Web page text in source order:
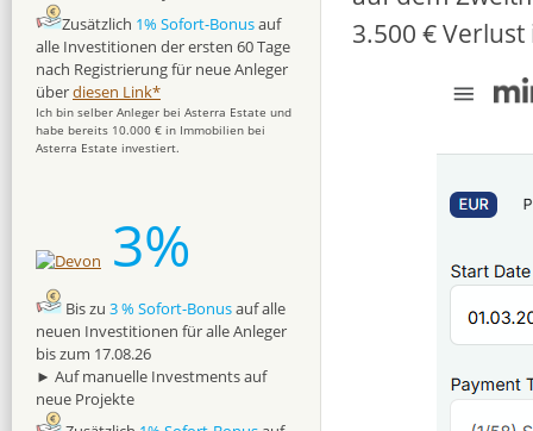
3.500 €
Zusätzlich 1% Sofort-Bonusauf
alle Investitionen der ersten 60 Tage
nach Registrierung für neue Anleger
überdiesen Link*
Ich bin selber Anleger bei Asterra Estate und
habe bereits 10.000 € in Immobilien bei
Asterra Estate investiert.
3%
Bis zu 3 % Sofort-Bonusauf alle
neuen Investitionen für alle Anleger
bis zum 17.08.26
► Auf manuelle Investments auf
neue Projekte